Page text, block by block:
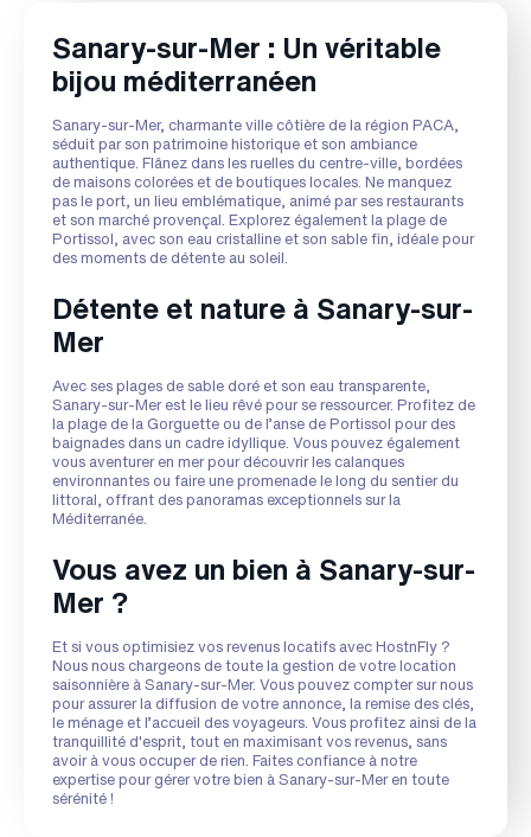
Sanary-sur-Mer : Un véritable
bijou méditerranéen
Sanary-sur-Mer, charmante ville côtière de la région PACA,
séduit par son patrimoine historique et son ambiance
authentique. Flânez dans les ruelles du centre-ville, bordées
de maisons colorées et de boutiques locales. Ne manquez
pas le port, un lieu emblématique, animé par ses restaurants
et son marché provençal. Explorez également la plage de
Portissol, avec son eau cristalline et son sable fin, idéale pour
des moments de détente au soleil.
Détente et nature à Sanary-sur-
Mer
Avec ses plages de sable doré et son eau transparente,
Sanary-sur-Mer est le lieu rêvé pour se ressourcer. Profitez de
la plage de la Gorguette ou de l’anse de Portissol pour des
baignades dans un cadre idyllique. Vous pouvez également
vous aventurer en mer pour découvrir les calanques
environnantes ou faire une promenade le long du sentier du
littoral, offrant des panoramas exceptionnels sur la
Méditerranée.
Vous avez un bien à Sanary-sur-
Mer ?
Et si vous optimisiez vos revenus locatifs avec HostnFly ?
Nous nous chargeons de toute la gestion de votre location
saisonnière à Sanary-sur-Mer. Vous pouvez compter sur nous
pour assurer la diffusion de votre annonce, la remise des clés,
le ménage et l’accueil des voyageurs. Vous profitez ainsi de la
tranquillité d'esprit, tout en maximisant vos revenus, sans
avoir à vous occuper de rien. Faites confiance à notre
expertise pour gérer votre bien à Sanary-sur-Mer en toute
sérénité !